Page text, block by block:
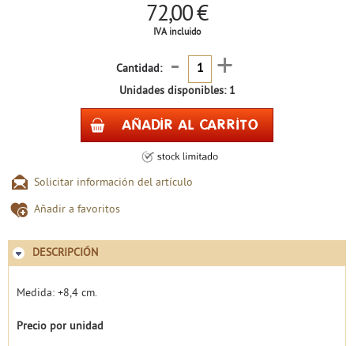
72,00 €
IVA incluido
Cantidad: - +
Unidades disponibles: 1
Solicitar información del artículo
Añadir a favoritos
DESCRIPCIÓN
Medida: +8,4 cm.
Precio por unidad